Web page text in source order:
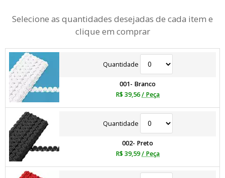
Selecione as quantidades desejadas de cada item e
clique em comprar
Quantidade
001- Branco
R$ 39,56/ Peça
Quantidade
002- Preto
R$ 39,59/ Peça